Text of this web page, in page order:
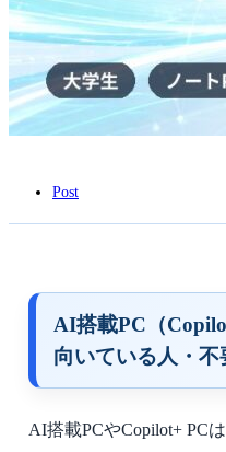
説
は
Post
AI搭載PC（
向いている人・
AI搭載PCやCopilot+ PC